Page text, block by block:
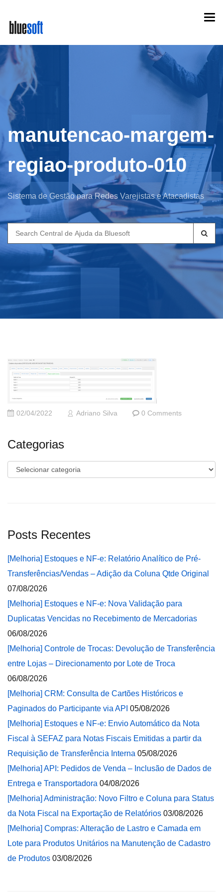
main
content
manutencao-margem-
regiao-produto-010
Sistema de Gestão para Redes Varejistas e Atacadistas
Search
for:
02/04/2022 Adriano Silva 0 Comments
Categorias
Categorias
Posts Recentes
[Melhoria] Estoques e NF-e: Relatório Analítico de Pré-
Transferências/Vendas – Adição da Coluna Qtde Original
07/08/2026
[Melhoria] Estoques e NF-e: Nova Validação para
Duplicatas Vencidas no Recebimento de Mercadorias
06/08/2026
[Melhoria] Controle de Trocas: Devolução de Transferência
entre Lojas – Direcionamento por Lote de Troca
06/08/2026
[Melhoria] CRM: Consulta de Cartões Históricos e
Paginados do Participante via API 05/08/2026
[Melhoria] Estoques e NF-e: Envio Automático da Nota
Fiscal à SEFAZ para Notas Fiscais Emitidas a partir da
Requisição de Transferência Interna 05/08/2026
[Melhoria] API: Pedidos de Venda – Inclusão de Dados de
Entrega e Transportadora 04/08/2026
[Melhoria] Administração: Novo Filtro e Coluna para Status
da Nota Fiscal na Exportação de Relatórios 03/08/2026
[Melhoria] Compras: Alteração de Lastro e Camada em
Lote para Produtos Unitários na Manutenção de Cadastro
de Produtos 03/08/2026